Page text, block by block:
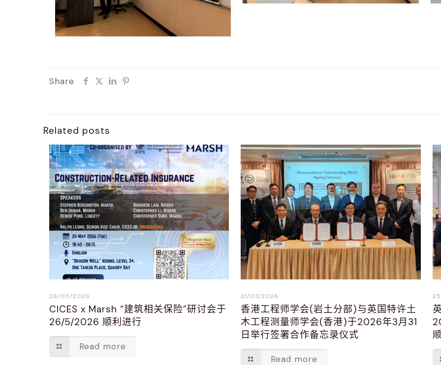
Share
Related posts
26/05/2026
CICES x Marsh “建筑相关保险”研讨会于
26/5/2026 顺利进行
Read more
31/03/2026
香港工程师学会(岩土分部)与英国特许土
木工程测量师学会(香港)于2026年3月31
日举行签署合作备忘录仪式
Read more